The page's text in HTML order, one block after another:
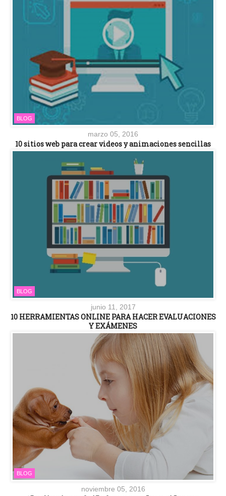
BLOG
marzo 05, 2016
10 sitios web para crear videos y animaciones sencillas
BLOG
junio 11, 2017
10 HERRAMIENTAS ONLINE PARA HACER EVALUACIONES
Y EXÁMENES
BLOG
noviembre 05, 2016